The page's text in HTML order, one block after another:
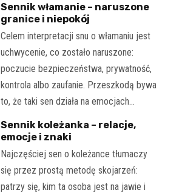
Sennik włamanie – naruszone
granice i niepokój
Celem interpretacji snu o włamaniu jest
uchwycenie, co zostało naruszone:
poczucie bezpieczeństwa, prywatność,
kontrola albo zaufanie. Przeszkodą bywa
to, że taki sen działa na emocjach…
Sennik koleżanka – relacje,
emocje i znaki
Najczęściej sen o koleżance tłumaczy
się przez prostą metodę skojarzeń:
patrzy się, kim ta osoba jest na jawie i